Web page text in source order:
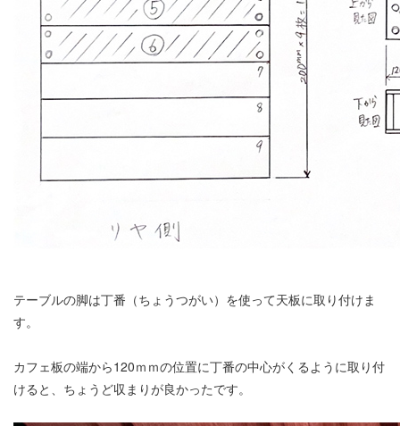
テーブルの脚は丁番（ちょうつがい）を使って天板に取り付けま
す。
カフェ板の端から120ｍｍの位置に丁番の中心がくるように取り付
けると、ちょうど収まりが良かったです。